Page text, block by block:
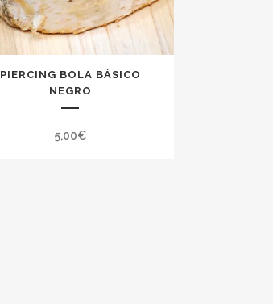
PIERCING BOLA BÁSICO
NEGRO
5,00€